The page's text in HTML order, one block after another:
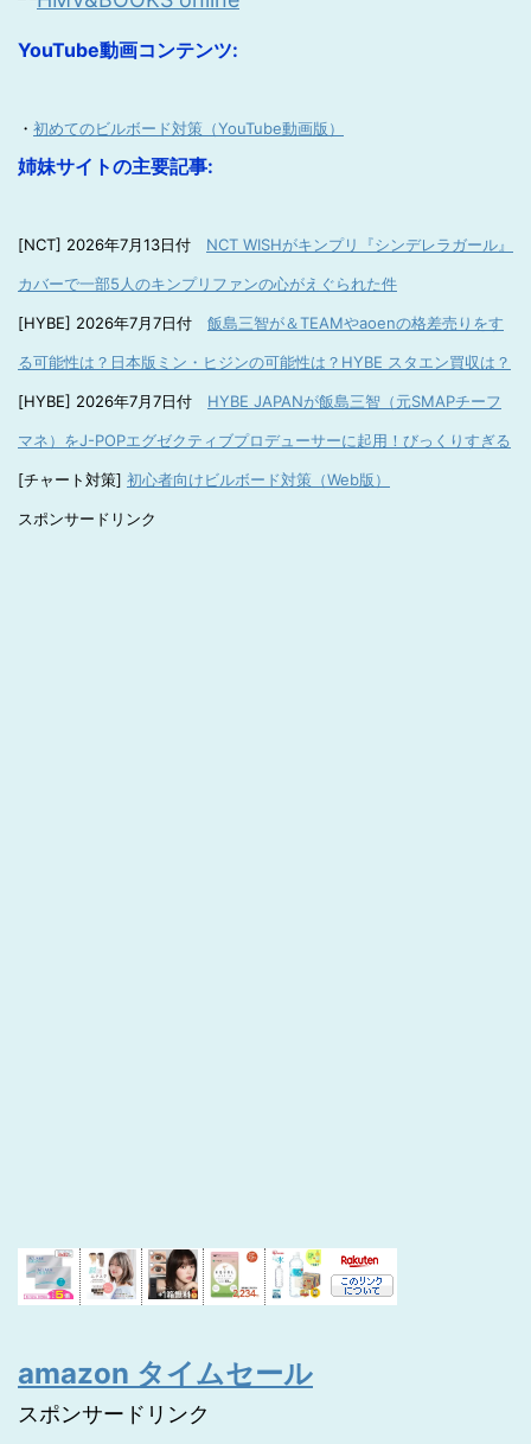
YouTube動画コンテンツ:
・ 初めてのビルボード対策（YouTube動画版）
姉妹サイトの主要記事:
[NCT] 2026年7月13日付 NCT WISHがキンプリ『シンデレラガール』
カバーで一部5人のキンプリファンの心がえぐられた件
[HYBE] 2026年7月7日付 飯島三智が＆TEAMやaoenの格差売りをす
る可能性は？日本版ミン・ヒジンの可能性は？HYBE スタエン買収は？
[HYBE] 2026年7月7日付 HYBE JAPANが飯島三智（元SMAPチーフ
マネ）をJ-POPエグゼクティブプロデューサーに起用！びっくりすぎる
[チャート対策] 初心者向けビルボード対策（Web版）
スポンサードリンク
amazon タイムセール
スポンサードリンク